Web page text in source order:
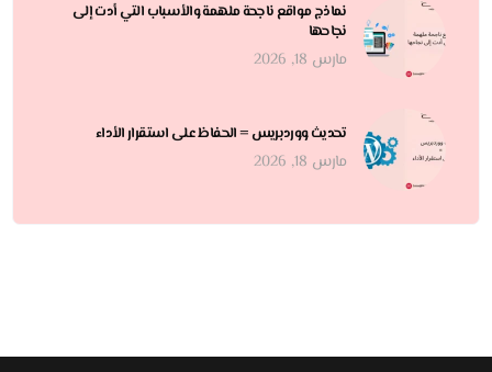
نماذج مواقع ناجحة ملهمة والأسباب التي أدت إلى
نجاحها
مارس 18, 2026
تحديث ووردبريس = الحفاظ على استقرار الأداء
مارس 18, 2026